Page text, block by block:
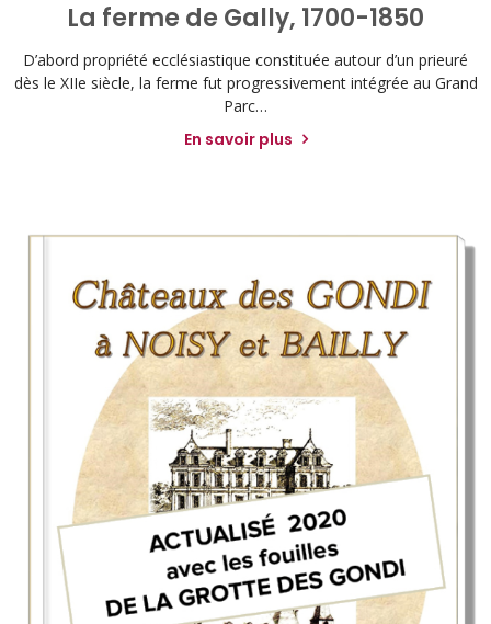
La ferme de Gally, 1700-1850
D’abord propriété ecclésiastique constituée autour d’un prieuré
dès le XIIe siècle, la ferme fut progressivement intégrée au Grand
Parc…
En savoir plus